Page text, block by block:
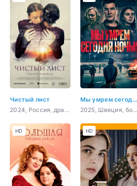
Чистый лист
2024, Россия, драма
Мы умрем сегодня ночью
2025, Швеция, боевик, триллер, криминал
HD HD